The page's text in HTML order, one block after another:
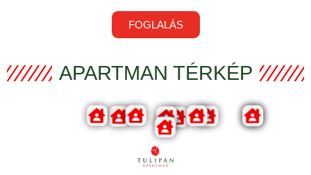
FOGLALÁS
APARTMAN TÉRKÉP